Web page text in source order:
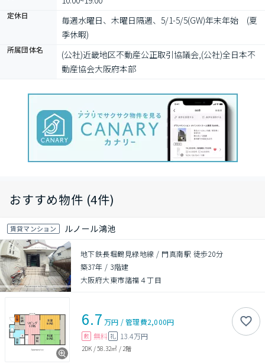
定休日
毎週水曜日、木曜日隔週、5/1-5/5(GW)年末年始　(夏
季休暇)
所属団体名
(公社)近畿地区不動産公正取引協議会,(公社)全日本不
動産協会大阪府本部
おすすめ物件 (4件)
賃貸マンション ルノール鴻池
地下鉄長堀鶴見緑地線 / 門真南駅 徒歩20分
築37年 / 3階建
大阪府大東市諸福４丁目
6.7 万円 /管理費2,000円
敷 無料 礼 13.4万円
2DK /58.32㎡ / 2階